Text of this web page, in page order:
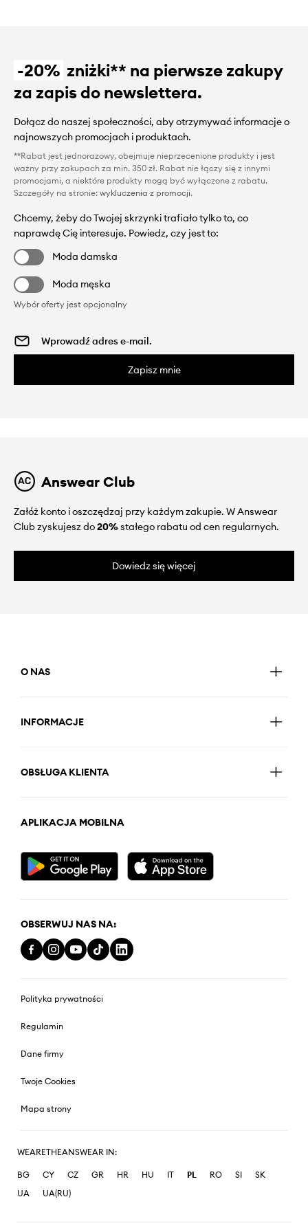
-20% zniżki** na pierwsze zakupy
za zapis do newslettera.
Dołącz do naszej społeczności, aby otrzymywać informacje o
najnowszych promocjach i produktach.
**Rabat jest jednorazowy, obejmuje nieprzecenione produkty i jest
ważny przy zakupach za min. 350 zł. Rabat nie łączy się z innymi
promocjami, a niektóre produkty mogą być wyłączone z rabatu.
Szczegóły na stronie: wykluczenia z promocji.
Chcemy, żeby do Twojej skrzynki trafiało tylko to, co
naprawdę Cię interesuje. Powiedz, czy jest to:
Moda damska
Moda męska
Wybór oferty jest opcjonalny
Zapisz mnie
Answear Club
Załóż konto i oszczędzaj przy każdym zakupie. W Answear
Club zyskujesz do20%stałego rabatu od cen regularnych.
Dowiedz się więcej
O NAS
INFORMACJE
OBSŁUGA KLIENTA
APLIKACJA MOBILNA
OBSERWUJ NAS NA:
Polityka prywatności
Regulamin
Dane firmy
Twoje Cookies
Mapa strony
WEARETHEANSWEAR IN:
BG CY CZ GR HR HU IT PL RO SI
SK
UA
UA(RU)